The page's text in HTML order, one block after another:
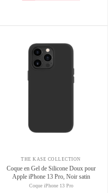
THE KASE COLLECTION
Coque en Gel de Silicone Doux pour
Apple iPhone 13 Pro, Noir satin
Coque iPhone 13 Pro